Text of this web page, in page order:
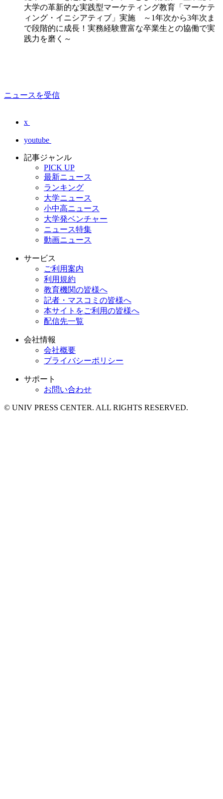
大学の革新的な実践型マーケティング教育「マーケテ
ィング・イニシアティブ」実施 ～1年次から3年次ま
で段階的に成長！実務経験豊富な卒業生との協働で実
践力を磨く～
ニュースを受信
x
youtube
記事ジャンル
PICK UP
最新ニュース
ランキング
大学ニュース
小中高ニュース
大学発ベンチャー
ニュース特集
動画ニュース
サービス
ご利用案内
利用規約
教育機関の皆様へ
記者・マスコミの皆様へ
本サイトをご利用の皆様へ
配信先一覧
会社情報
会社概要
プライバシーポリシー
サポート
お問い合わせ
© UNIV PRESS CENTER. ALL RIGHTS RESERVED.